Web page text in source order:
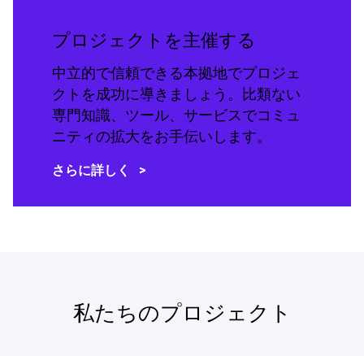
プロジェクトを主催する
中立的で信頼できる本拠地でプロジェ
クトを成功に導きましょう。比類ない
専門知識、ツール、サービスでコミュ
ニティの拡大をお手伝いします。
さらに詳しく
私たちのプロジェクト